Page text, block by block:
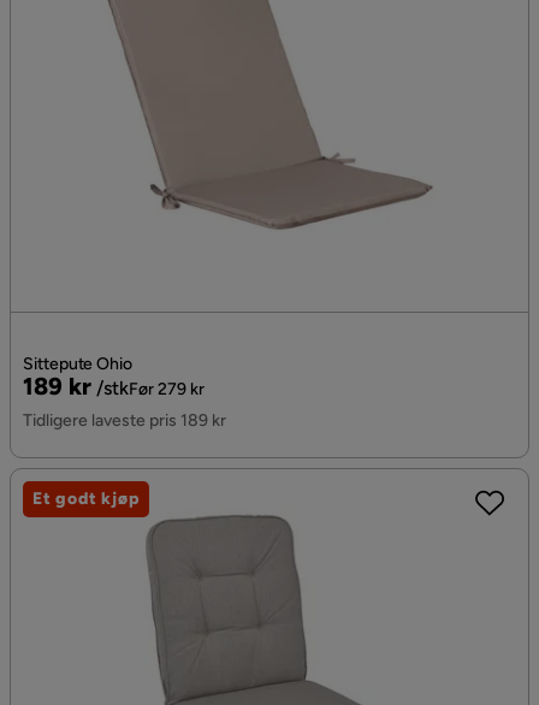
Sittepute Ohio
Pris
189 kr /stk
Original
Pris
Før 279 kr
Tidligere laveste pris 189 kr
Et godt kjøp